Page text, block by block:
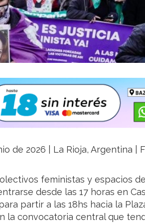
de 2026 | La Rioja, Argentina |
feministas y espacios
desde las 17 horas en
partir a las 18hs hacia la
la convocatoria central que